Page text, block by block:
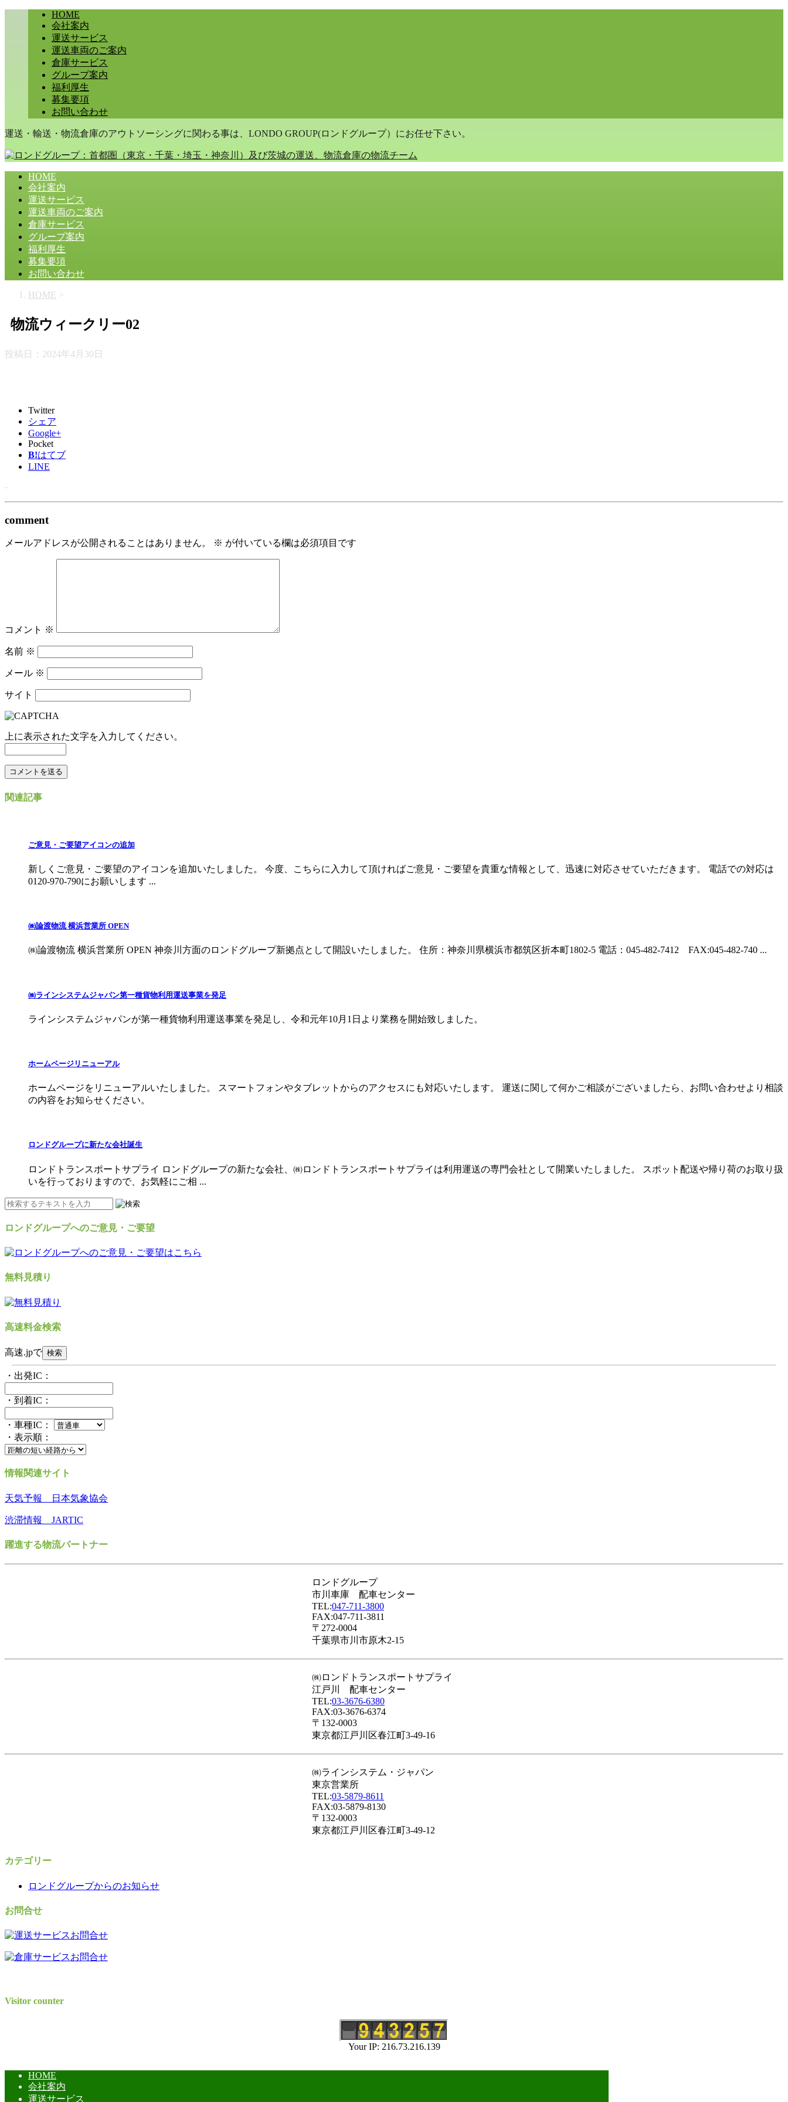
HOME
会社案内
運送サービス
運送車両のご案内
倉庫サービス
グループ案内
福利厚生
募集要項
お問い合わせ
運送・輸送・物流倉庫のアウトソーシングに関わる事は、LONDO GROUP(ロンドグループ）にお任せ下さい。
HOME
会社案内
運送サービス
運送車両のご案内
倉庫サービス
グループ案内
福利厚生
募集要項
お問い合わせ
HOME >
物流ウィークリー02
投稿日： 2024年4月30日
Twitter
シェア
Google+
Pocket
B!はてブ
LINE
-
comment
メールアドレスが公開されることはありません。 ※ が付いている欄は必須項目です
コメント ※
名前 ※
メール ※
サイト
上に表示された文字を入力してください。
関連記事
ご意見・ご要望アイコンの追加
新しくご意見・ご要望のアイコンを追加いたしました。 今度、こちらに入力して頂ければご意見・ご要望を貴重な情報として、迅速に対応させていただきます。 電話での対応は
0120-970-790にお願いします ...
㈱論渡物流 横浜営業所 OPEN
㈱論渡物流 横浜営業所 OPEN 神奈川方面のロンドグループ新拠点として開設いたしました。 住所：神奈川県横浜市都筑区折本町1802-5 電話：045-482-7412 FAX:045-482-740 ...
㈱ラインシステムジャパン第一種貨物利用運送事業を発足
ラインシステムジャパンが第一種貨物利用運送事業を発足し、令和元年10月1日より業務を開始致しました。
ホームページリニューアル
ホームページをリニューアルいたしました。 スマートフォンやタブレットからのアクセスにも対応いたします。 運送に関して何かご相談がございましたら、お問い合わせより相談
の内容をお知らせください。
ロンドグループに新たな会社誕生
ロンドトランスポートサプライ ロンドグループの新たな会社、㈱ロンドトランスポートサプライは利用運送の専門会社として開業いたしました。 スポット配送や帰り荷のお取り扱
いを行っておりますので、お気軽にご相 ...
ロンドグループへのご意見・ご要望
無料見積り
高速料金検索
高速.jpで
・出発IC：
・到着IC：
・車種IC：
・表示順：
情報関連サイト
天気予報 日本気象協会
渋滞情報 JARTIC
躍進する物流パートナー
ロンドグループ
市川車庫 配車センター
TEL:047-711-3800
FAX:047-711-3811
〒272-0004
千葉県市川市原木2-15
㈱ロンドトランスポートサプライ
江戸川 配車センター
TEL:03-3676-6380
FAX:03-3676-6374
〒132-0003
東京都江戸川区春江町3-49-16
㈱ラインシステム・ジャパン
東京営業所
TEL:03-5879-8611
FAX:03-5879-8130
〒132-0003
東京都江戸川区春江町3-49-12
カテゴリー
ロンドグループからのお知らせ
お問合せ
Visitor counter
Your IP: 216.73.216.139
HOME
会社案内
運送サービス